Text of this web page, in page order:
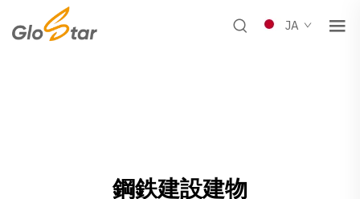
JA
鋼鉄建設建物